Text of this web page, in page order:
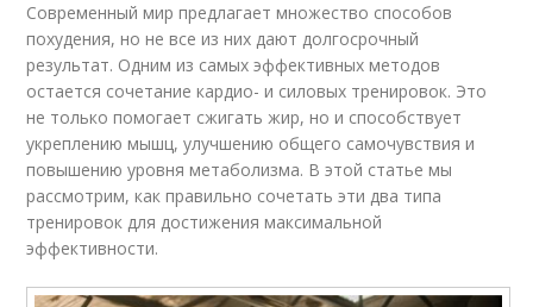
Современный мир предлагает множество способов
похудения, но не все из них дают долгосрочный
результат. Одним из самых эффективных методов
остается сочетание кардио- и силовых тренировок. Это
не только помогает сжигать жир, но и способствует
укреплению мышц, улучшению общего самочувствия и
повышению уровня метаболизма. В этой статье мы
рассмотрим, как правильно сочетать эти два типа
тренировок для достижения максимальной
эффективности.